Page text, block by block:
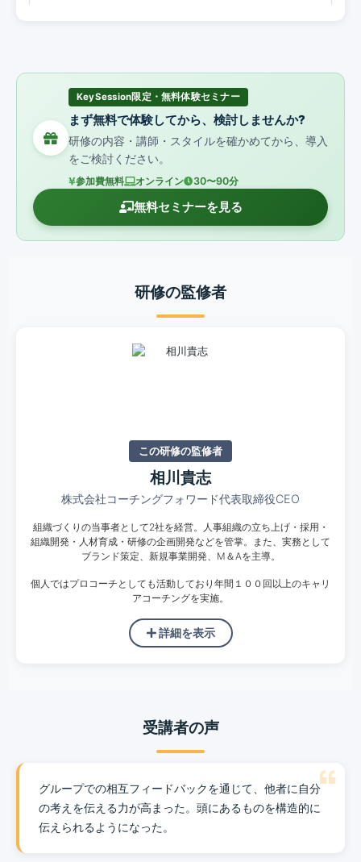
KeySession限定・無料体験セミナー
まず無料で体験してから、検討しませんか?
研修の内容・講師・スタイルを確かめてから、導入
をご検討ください。
参加費無料 オンライン 30〜90分
無料セミナーを見る
研修の監修者
この研修の監修者
相川貴志
株式会社コーチングフォワード代表取締役CEO
組織づくりの当事者として2社を経営。人事組織の立ち上げ・採用・
組織開発・人材育成・研修の企画開発などを管掌。また、実務として
ブランド策定、新規事業開発、M＆Aを主導。
個人ではプロコーチとしても活動しており年間１００回以上のキャリ
アコーチングを実施。
詳細を表示
受講者の声
グループでの相互フィードバックを通じて、他者に自分
の考えを伝える力が高まった。頭にあるものを構造的に
伝えられるようになった。